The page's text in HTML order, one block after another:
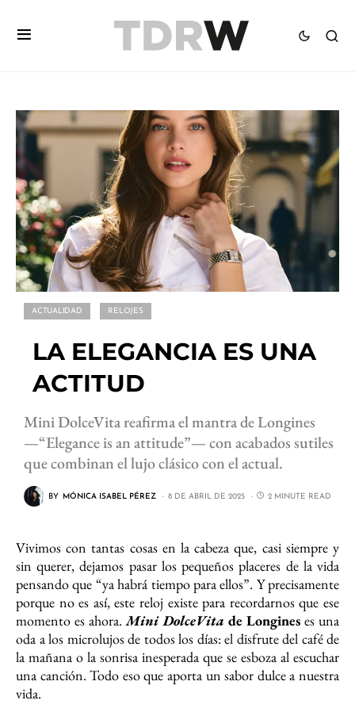
ACTUALIDAD RELOJES
LA ELEGANCIA ES UNA
ACTITUD
Mini DolceVita reafirma el mantra de Longines
—“Elegance is an attitude”— con acabados sutiles
que combinan el lujo clásico con el actual.
BY MÓNICA ISABEL PÉREZ 8 DE ABRIL DE 2025 2 MINUTE READ
Vivimos con tantas cosas en la cabeza que, casi siempre y
sin querer, dejamos pasar los pequeños placeres de la vida
pensando que “ya habrá tiempo para ellos”. Y precisamente
porque no es así, este reloj existe para recordarnos que ese
momento es ahora.Mini DolceVita de Longineses una
oda a los microlujos de todos los días: el disfrute del café de
la mañana o la sonrisa inesperada que se esboza al escuchar
una canción. Todo eso que aporta un sabor dulce a nuestra
vida.